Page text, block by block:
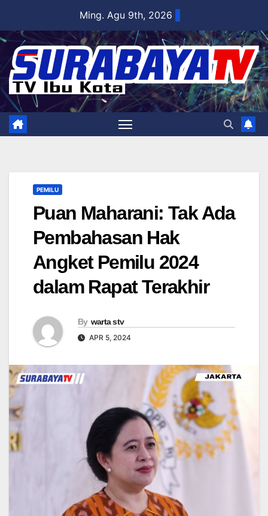
content
Ming. Agu 9th, 2026
PEMILU
Puan Maharani: Tak Ada
Pembahasan Hak
Angket Pemilu 2024
dalam Rapat Terakhir
By warta stv
APR 5, 2024